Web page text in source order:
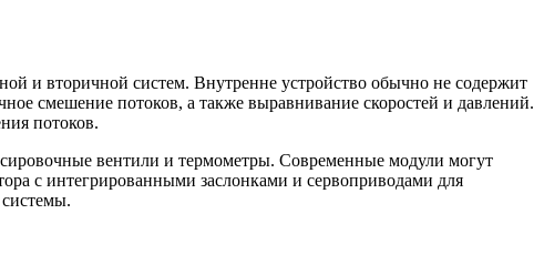
и вторичной систем. Внутренне устройство обычно не содержит
смешение потоков, а также выравнивание скоростей и давлений.
потоков.
вентили и термометры. Современные модули могут
с интегрированными заслонками и сервоприводами для